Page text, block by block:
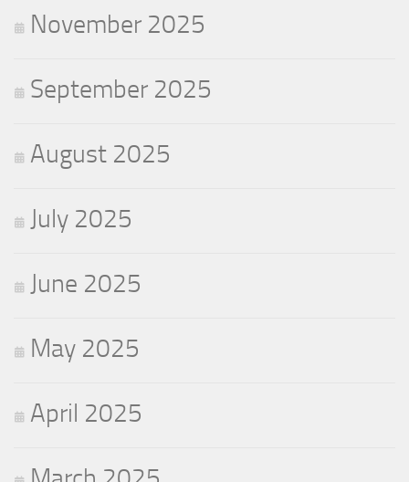
November 2025
September 2025
August 2025
July 2025
June 2025
May 2025
April 2025